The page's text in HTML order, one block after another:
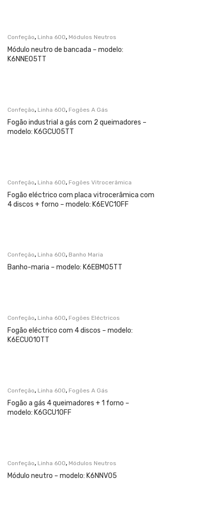
Confeção, Linha 600, Módulos Neutros
Módulo neutro de bancada – modelo:
K6NNE05TT
Confeção, Linha 600, Fogões A Gás
Fogão industrial a gás com 2 queimadores –
modelo: K6GCU05TT
Confeção, Linha 600, Fogões Vitrocerâmica
Fogão eléctrico com placa vitrocerâmica com
4 discos + forno – modelo: K6EVC10FF
Confeção, Linha 600, Banho Maria
Banho-maria – modelo: K6EBM05TT
Confeção, Linha 600, Fogões Eléctricos
Fogão eléctrico com 4 discos – modelo:
K6ECU010TT
Confeção, Linha 600, Fogões A Gás
Fogão a gás 4 queimadores + 1 forno –
modelo: K6GCU10FF
Confeção, Linha 600, Módulos Neutros
Módulo neutro – modelo: K6NNV05